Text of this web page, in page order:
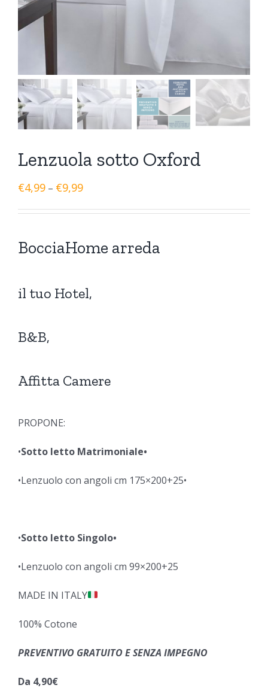
Lenzuola sotto Oxford
€4,99 – €9,99
BocciaHome arreda
il tuo Hotel,
B&B,
Affitta Camere
PROPONE:
•Sotto letto Matrimoniale•
•Lenzuolo con angoli cm 175×200+25•
•Sotto letto Singolo•
•Lenzuolo con angoli cm 99×200+25
MADE IN ITALY
100% Cotone
PREVENTIVO GRATUITO E SENZA IMPEGNO
Da 4,90€